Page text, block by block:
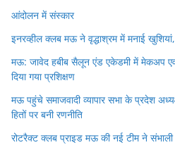
आंदोलन में संस्कार
इनरव्हील क्लब मऊ ने वृद्धाश्रम में मनाई खुशियां,
मऊ: जावेद हबीब सैलून एंड एकेडमी में मेकअप
दिया गया प्रशिक्षण
मऊ पहुंचे समाजवादी व्यापार सभा के प्रदेश
हितों पर बनी रणनीति
रोटरैक्ट क्लब प्राइड मऊ की नई टीम ने संभाली